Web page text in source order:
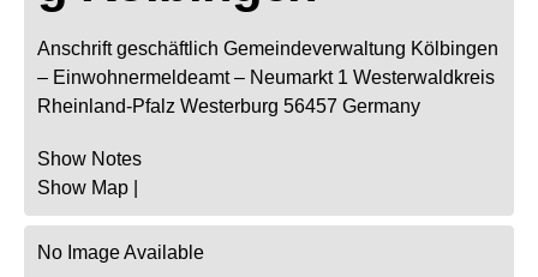
Anschrift geschäftlich Gemeindeverwaltung Kölbingen
– Einwohnermeldeamt – Neumarkt 1 Westerwaldkreis
Rheinland-Pfalz Westerburg 56457 Germany
Show Notes
Show Map
No Image Available